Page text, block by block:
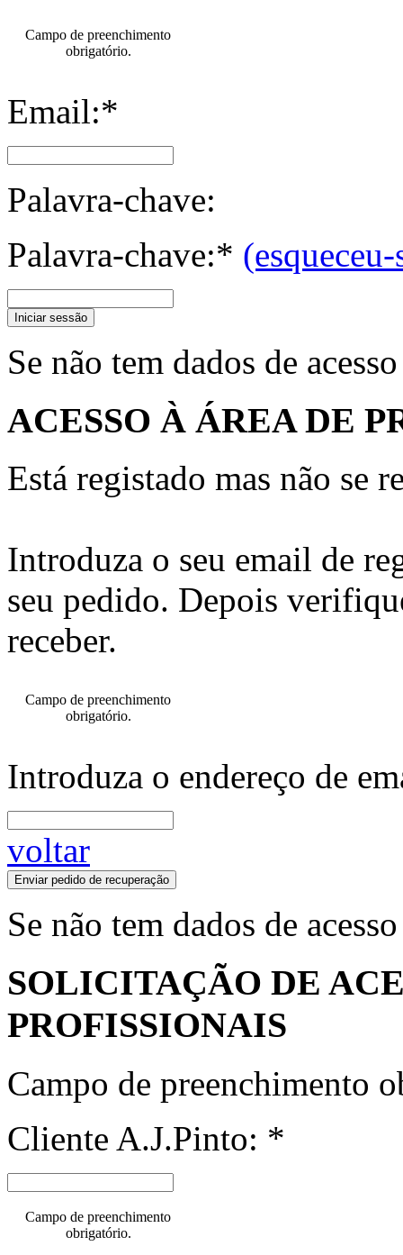
Campo de preenchimento
obrigatório.
Email:*
Palavra-chave:
Palavra-chave:* (esqueceu-
Iniciar sessão
Se não tem dados de
ACESSO À ÁREA DE
Está registado mas não se
Introduza o seu email de
seu pedido. Depois
receber.
Campo de preenchimento
obrigatório.
Introduza o endereço de
voltar
Enviar pedido de recuperação
Se não tem dados de
SOLICITAÇÃO DE
PROFISSIONAIS
Campo de preenchimento
Cliente A.J.Pinto: *
Campo de preenchimento
obrigatório.